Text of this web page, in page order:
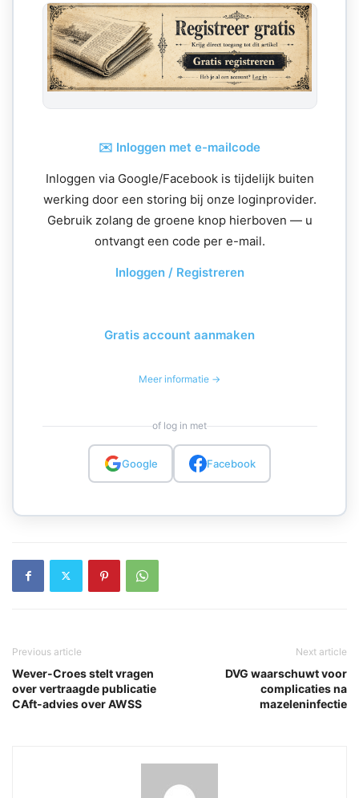
✉️ Inloggen met e-mailcode
Inloggen via Google/Facebook is tijdelijk buiten
werking door een storing bij onze loginprovider.
Gebruik zolang de groene knop hierboven — u
ontvangt een code per e-mail.
Inloggen / Registreren
Gratis account aanmaken
Meer informatie →
of log in met
Google Facebook
Previous article
Wever-Croes stelt vragen
over vertraagde publicatie
CAft-advies over AWSS
Next article
DVG waarschuwt voor
complicaties na
mazeleninfectie